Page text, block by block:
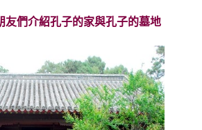
友們介紹孔子的家與孔子的墓地